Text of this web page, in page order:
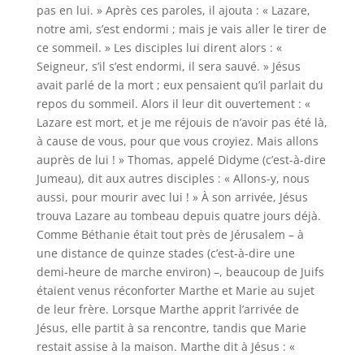
pas en lui. » Après ces paroles, il ajouta : « Lazare,
notre ami, s’est endormi ; mais je vais aller le tirer de
ce sommeil. » Les disciples lui dirent alors : «
Seigneur, s’il s’est endormi, il sera sauvé. » Jésus
avait parlé de la mort ; eux pensaient qu’il parlait du
repos du sommeil. Alors il leur dit ouvertement : «
Lazare est mort, et je me réjouis de n’avoir pas été là,
à cause de vous, pour que vous croyiez. Mais allons
auprès de lui ! » Thomas, appelé Didyme (c’est-à-dire
Jumeau), dit aux autres disciples : « Allons-y, nous
aussi, pour mourir avec lui ! » À son arrivée, Jésus
trouva Lazare au tombeau depuis quatre jours déjà.
Comme Béthanie était tout près de Jérusalem – à
une distance de quinze stades (c’est-à-dire une
demi-heure de marche environ) –, beaucoup de Juifs
étaient venus réconforter Marthe et Marie au sujet
de leur frère. Lorsque Marthe apprit l’arrivée de
Jésus, elle partit à sa rencontre, tandis que Marie
restait assise à la maison. Marthe dit à Jésus : «